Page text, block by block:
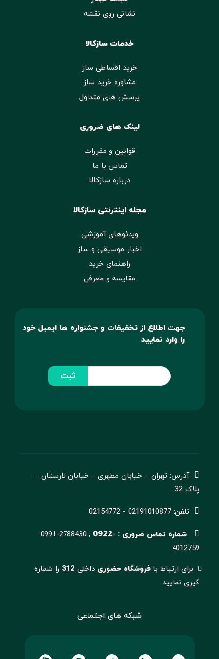
نشانی روی نقشه
خدمات سازکالا
خرید اقساطی ساز
مشاوره خرید ساز
پرسش های متداول
لینک های ضروری
قوانین و مقررات
تماس با ما
درباره سازکالا
مجله اینترنتی سازکالا
ویدئوهای آموزشی
اخبار موسیقی و ساز
راهنمای خرید
مقایسه و معرفی
جهت اطلاع از تخفیفات و جشنواره ها ایمیل خود
را وارد نمایید
ثبت
آدرس: تهران – خیابان مطهری – خیابان لارستان –
پلاک 32
تلفن: 02191010877 - 02154772
شماره تماس ضروری : 0991-2788430 , 0922-
4012759
برای ارتباط با فروشگاه حضوریداخلی 312 را شماره
گیری نمایید.
شبکه های اجتماعی